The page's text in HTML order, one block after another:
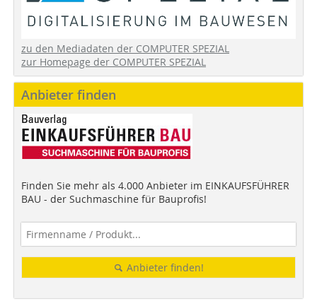
zu den Mediadaten der COMPUTER SPEZIAL
zur Homepage der COMPUTER SPEZIAL
Anbieter finden
Finden Sie mehr als 4.000 Anbieter im EINKAUFSFÜHRER
BAU - der Suchmaschine für Bauprofis!
Anbieter finden!